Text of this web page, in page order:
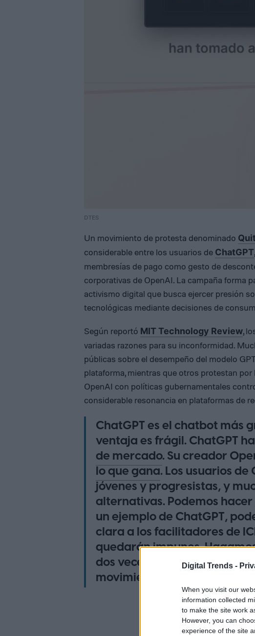
Digital Trends -
When you visit our
information collected
to make the site work
However, you can
experience of the site
DTES
Un movimiento de protesta denominado
considerable entre los usuarios de ChatGPT
membresías de pago como gesto de
corporativas de OpenAI. La campaña forma
activismo digital que busca ejercer presión
tecnológicas mediante decisiones de
Según reportó MIT Technology Review,
variadas razones para su inconformidad.
públicas sobre el desempeño del modelo
plataforma, mientras que otros protestan
OpenAI con políticas gubernamentales
considerable resonancia en plataformas de
ChatGPT es el chatbot más
ventaja es frágil. ChatGPT
de mercado. Su creador
lo que gana. Los usuarios
jóvenes y progresistas, y
alternativas. Podemos
un ejemplo de ChatGPT,
clara a los facilitadores de
quedarán impunes.
dos veces antes de aliarse
movimiento.